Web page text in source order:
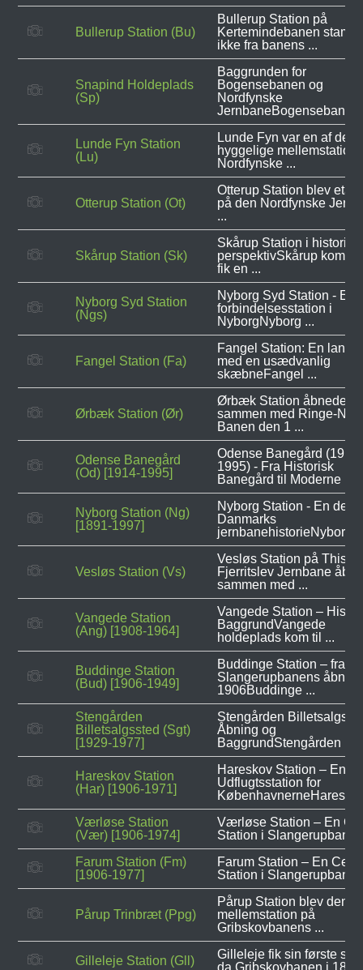
Bullerup Station (Bu)
Bullerup Station på
Kertemindebanen
ikke fra banens ...
Snapind Holdeplads
(Sp)
Baggrunden for
Bogensebanen og
Nordfynske
JernbaneBogensebanen
Lunde Fyn Station
(Lu)
Lunde Fyn var en af de
hyggelige
Nordfynske ...
Otterup Station (Ot)
Otterup Station blev
på den Nordfynske
...
Skårup Station (Sk)
Skårup Station i historisk
perspektivSkårup
fik en ...
Nyborg Syd Station
(Ngs)
Nyborg Syd Station - En
forbindelsesstation i
NyborgNyborg ...
Fangel Station (Fa)
Fangel Station: En
med en usædvanlig
skæbneFangel ...
Ørbæk Station (Ør)
Ørbæk Station åbnede
sammen med Ringe-
Banen den 1 ...
Odense Banegård
(Od) [1914-1995]
Odense Banegård (1914-
1995) - Fra Historisk
Banegård til Moderne ...
Nyborg Station (Ng)
[1891-1997]
Nyborg Station - En del
Danmarks
jernbanehistorieNyborg
Vesløs Station (Vs)
Vesløs Station på
Fjerritslev Jernbane
sammen med ...
Vangede Station
(Ang) [1908-1964]
Vangede Station –
BaggrundVangede
holdeplads kom til ...
Buddinge Station
(Bud) [1906-1949]
Buddinge Station – fra
Slangerupbanens
1906Buddinge ...
Stengården
Billetsalgssted (Sgt)
[1929-1977]
Stengården
Åbning og
BaggrundStengården ...
Hareskov Station
(Har) [1906-1971]
Hareskov Station – En
Udflugtsstation for
Værløse Station
(Vær) [1906-1974]
Værløse Station – En
Station i
Farum Station (Fm)
[1906-1977]
Farum Station – En
Station i
Pårup Trinbræt (Ppg)
Pårup Station blev den
mellemstation på
Gribskovbanens ...
Gilleleje Station (Gll)
Gilleleje fik sin første
da Gribskovbanen i 1896